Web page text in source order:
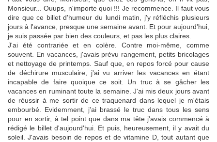
Monsieur... Ouups, n'importe quoi !!! Je recommence. Il faut vous
dire que ce billet d'humeur du lundi matin, j'y réfléchis plusieurs
jours à l'avance, presque une semaine avant. Et pour aujourd'hui,
je suis passée par bien des couleurs, et pas les plus claires.
J'ai été contrariée et en colère. Contre moi-même, comme
souvent. En vacances, j'avais prévu rangement, petits bricolages
et nettoyage de printemps. Sauf que, en repos forcé pour cause
de déchirure musculaire, j'ai vu arriver les vacances en étant
incapable de faire quoique ce soit. Un truc à se gâcher les
vacances en ruminant toute la semaine. J'ai mis deux jours avant
de réussir à me sortir de ce traquenard dans lequel je m'étais
embourbé. Evidemment, j'ai brassé le truc dans tous les sens
pour en sortir, à tel point que dans ma tête j'avais commencé à
rédigé le billet d'aujourd'hui. Et puis, heureusement, il y avait du
soleil. J'avais besoin de repos et de vitamine D, tout autant que